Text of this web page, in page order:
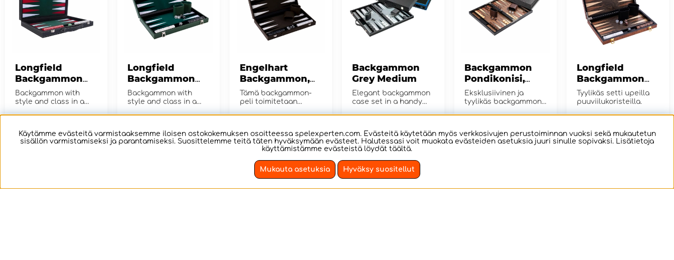
Longfield
Backgammon
Large Green
Backgammon with
style and class in a
Longfield
Backgammon
Large Forest
Green
Backgammon with
style and class in a
Engelhart
Backgammon,
Keskikokoinen
Tummanruskea
Tämä backgammon-
peli toimitetaan
Backgammon
Grey Medium
Elegant backgammon
case set in a handy
Backgammon
Pondikonisi,
Medium
Eksklusiivinen ja
tyylikäs backgammon-
Longfield
Backgammon
Medium
Rosewood
Tyylikäs setti upeilla
puuviilukoristeilla.
2
Käytämme evästeitä varmistaaksemme iloisen ostokokemuksen osoitteessa spelexperten.com. Evästeitä käytetään myös verkkosivujen perustoiminnan vuoksi sekä mukautetun
sisällön varmistamiseksi ja parantamiseksi. Suosittelemme teitä täten hyväksymään evästeet. Halutessasi voit muokata evästeiden asetuksia juuri sinulle sopivaksi. Lisätietoja
käyttämistämme evästeistä löydät täältä.
Mukauta asetuksia Hyväksy suositellut